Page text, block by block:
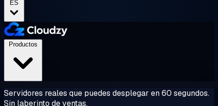
ES
Servidores reales que puedes desplegar en 60 segundos.
Sin laberinto de ventas.